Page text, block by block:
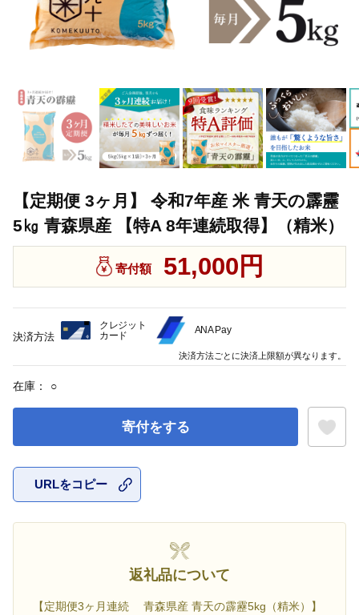
【定期便 3ヶ月】 令和7年産 米 青天の霹靂
5㎏ 青森県産 【特A 8年連続取得】（精米）
寄付額 51,000円
在庫： ○
寄付をする
URLをコピー
返礼品について
【定期便3ヶ月連続 青森県産 青天の霹靂5kg（精米）】
決済方法
クレジット
カード
ANA Pay
決済方法ごとに決済上限額が異なります。